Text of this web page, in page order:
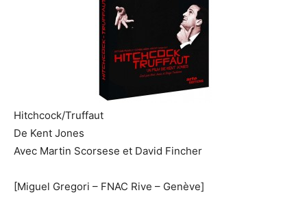
Hitchcock/Truffaut
De Kent Jones
Avec Martin Scorsese et David Fincher
[Miguel Gregori – FNAC Rive – Genève]